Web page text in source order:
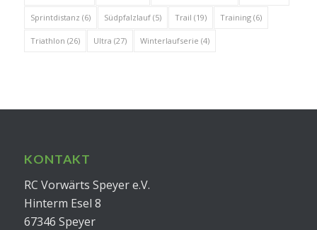
Sprintdistanz (6) Südpfalzlauf(5) Trail (19) Training(6)
Triathlon (26) Ultra (27) Winterlaufserie (4)
KONTAKT
RC Vorwärts Speyer e.V.
Hinterm Esel 8
67346 Speyer